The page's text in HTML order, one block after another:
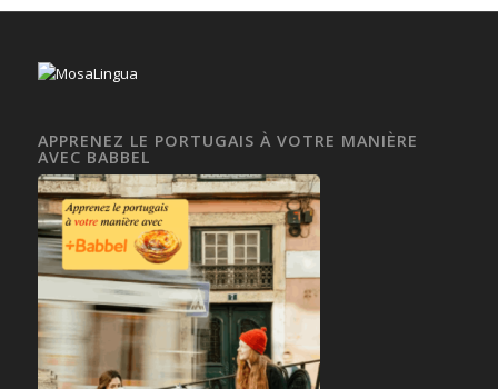
APPRENEZ LE PORTUGAIS À VOTRE MANIÈRE
AVEC BABBEL